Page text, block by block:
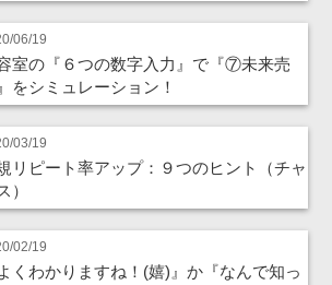
06/19
室の『６つの数字入力』で『⑦未来売
をシミュレーション！
03/19
リピート率アップ：９つのヒント（チャ
）
02/19
よくわかりますね！(嬉)』か『なんで知っ